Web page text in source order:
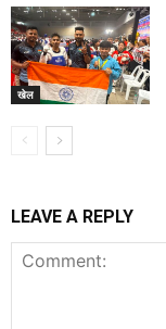
खेल
LEAVE A REPLY